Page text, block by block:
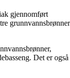
gjennomført
grunnvannsbrønner
Det er også